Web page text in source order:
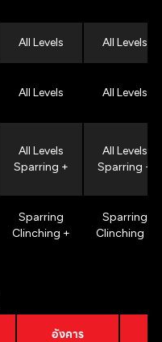
All Levels All Levels
All Levels All Levels
All Levels
Sparring +
All Levels
Sparring +
Sparring
Clinching +
Sparring
Clinching +
อังคาร